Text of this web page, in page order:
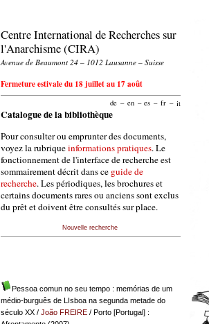
Centre International de Recherches sur
l'Anarchisme (CIRA)
Avenue de Beaumont 24 – 1012 Lausanne – Suisse
Fermeture estivale du 18 juillet au 17 août
de – en – es – fr – it
Catalogue de la bibliothèque
Pour consulter ou emprunter des documents,
voyez la rubriqueinformations pratiques. Le
fonctionnement de l'interface de recherche est
sommairement décrit dans ce guide de
recherche. Les périodiques, les brochures et
certains documents rares ou anciens sont exclus
du prêt et doivent être consultés sur place.
Nouvelle recherche
Pessoa comun no seu tempo : memórias de um
médio-burguês de LIsboa na segunda metade do
século XX/ João FREIRE/ Porto [Portugal] :